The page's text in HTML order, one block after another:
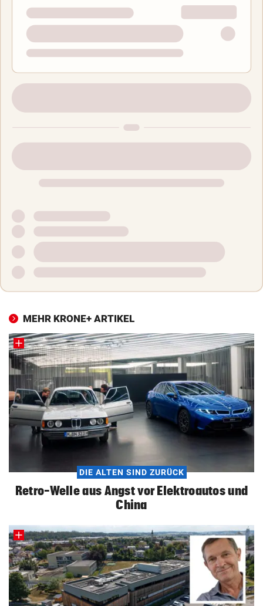
MEHR KRONE+ ARTIKEL
DIE ALTEN SIND ZURÜCK
Retro-Welle aus Angst vor Elektroautos und
China